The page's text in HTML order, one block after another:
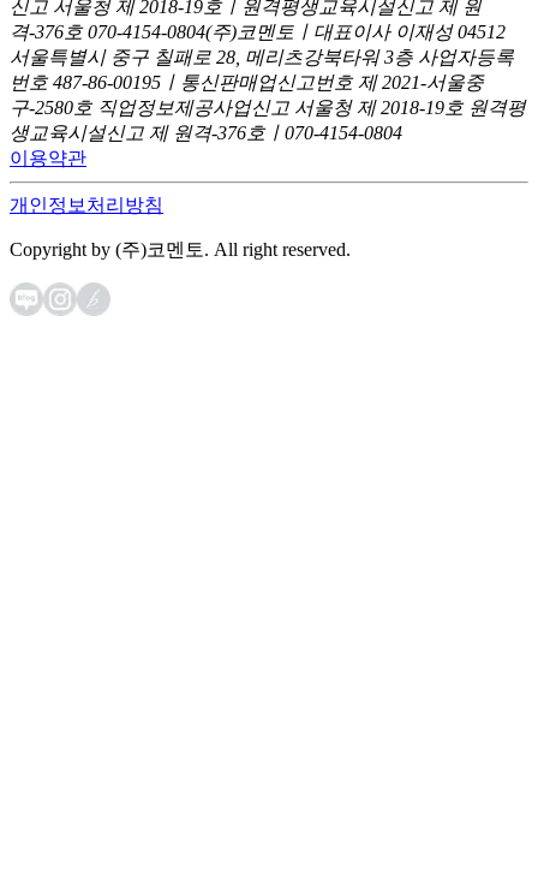
신고 서울청 제 2018-19호ㅣ원격평생교육시설신고 제 원
격-376호 070-4154-0804(주)코멘토ㅣ대표이사 이재성 04512
서울특별시 중구 칠패로 28, 메리츠강북타워 3층 사업자등록
번호 487-86-00195ㅣ통신판매업신고번호 제 2021-서울중
구-2580호 직업정보제공사업신고 서울청 제 2018-19호 원격평
생교육시설신고 제 원격-376호ㅣ070-4154-0804
이용약관
개인정보처리방침
Copyright by (주)코멘토. All right reserved.